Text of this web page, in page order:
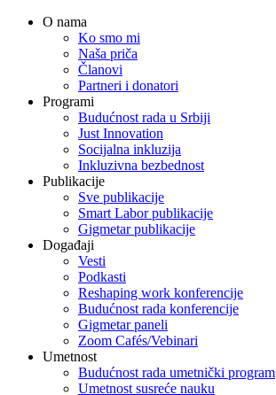
O nama
Ko smo mi
Naša priča
Članovi
Partneri i donatori
Programi
Budućnost rada u Srbiji
Just Innovation
Socijalna inkluzija
Inkluzivna bezbednost
Publikacije
Sve publikacije
Smart Labor publikacije
Gigmetar publikacije
Događaji
Vesti
Podkasti
Reshaping work konferencije
Budućnost rada konferencije
Gigmetar paneli
Zoom Cafés/Vebinari
Umetnost
Budućnost rada umetnički program
Umetnost susreće nauku